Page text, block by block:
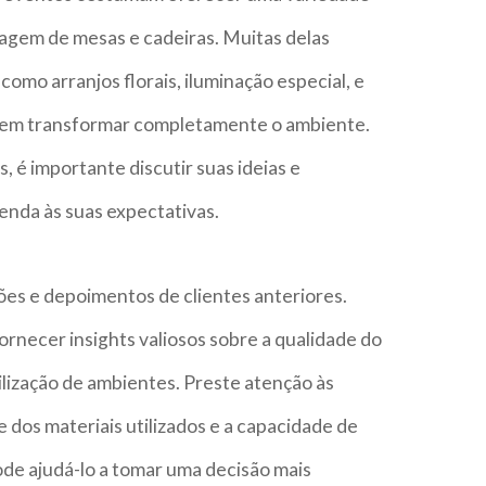
de mesas e cadeiras. Muitas delas
arranjos florais, iluminação especial, e
transformar completamente o ambiente.
é importante discutir suas ideias e
às suas expectativas.
e depoimentos de clientes anteriores.
insights valiosos sobre a qualidade do
de ambientes. Preste atenção às
materiais utilizados e a capacidade de
ajudá-lo a tomar uma decisão mais